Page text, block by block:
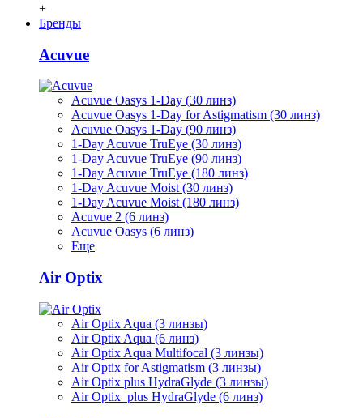
+
Бренды
Acuvue
Acuvue Oasys 1-Day (30 линз)
Acuvue Oasys 1-Day for Astigmatism (30 линз)
Acuvue Oasys 1-Day (90 линз)
1-Day Acuvue TruEye (30 линз)
1-Day Acuvue TruEye (90 линз)
1-Day Acuvue TruEye (180 линз)
1-Day Acuvue Moist (30 линз)
1-Day Acuvue Moist (180 линз)
Acuvue 2 (6 линз)
Acuvue Oasys (6 линз)
Еще
Air Optix
Air Optix Aqua (3 линзы)
Air Optix Aqua (6 линз)
Air Optix Aqua Multifocal (3 линзы)
Air Optix for Astigmatism (3 линзы)
Air Optix plus HydraGlyde (3 линзы)
Air Optix plus HydraGlyde (6 линз)